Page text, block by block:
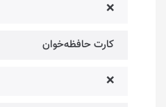
❌
کارت حافظه‌خوان
❌